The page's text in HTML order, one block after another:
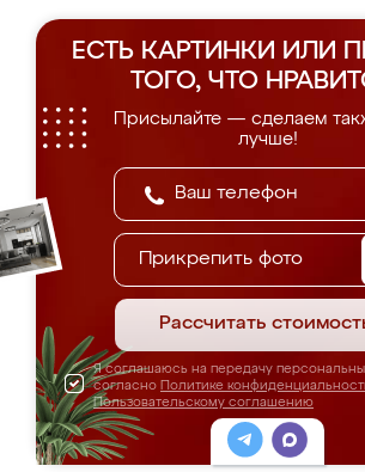
ЕСТЬ КАРТИНКИ ИЛИ
ТОГО, ЧТО
Присылайте — сделаем
лучше!
Прикрепить фото
Рассчитать
Я соглашаюсь на передачу
согласно Политике
Пользовательскому соглашению